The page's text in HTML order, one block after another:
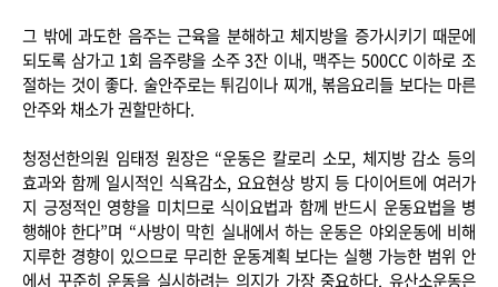
그 밖에 과도한 음주는 근육을 분해하고 체지방을 증가시키기 때문에
되도록 삼가고 1회 음주량을 소주 3잔 이내, 맥주는 500CC 이하로 조
절하는 것이 좋다. 술안주로는 튀김이나 찌개, 볶음요리들 보다는 마른
안주와 채소가 권할만하다.
청정선한의원 임태정 원장은 “운동은 칼로리 소모, 체지방 감소 등의
효과와 함께 일시적인 식욕감소, 요요현상 방지 등 다이어트에 여러가
지 긍정적인 영향을 미치므로 식이요법과 함께 반드시 운동요법을 병
행해야 한다”며 “사방이 막힌 실내에서 하는 운동은 야외운동에 비해
지루한 경향이 있으므로 무리한 운동계획 보다는 실행 가능한 범위 안
에서 꾸준히 운동을 실시하려는 의지가 가장 중요하다. 유산소운동은